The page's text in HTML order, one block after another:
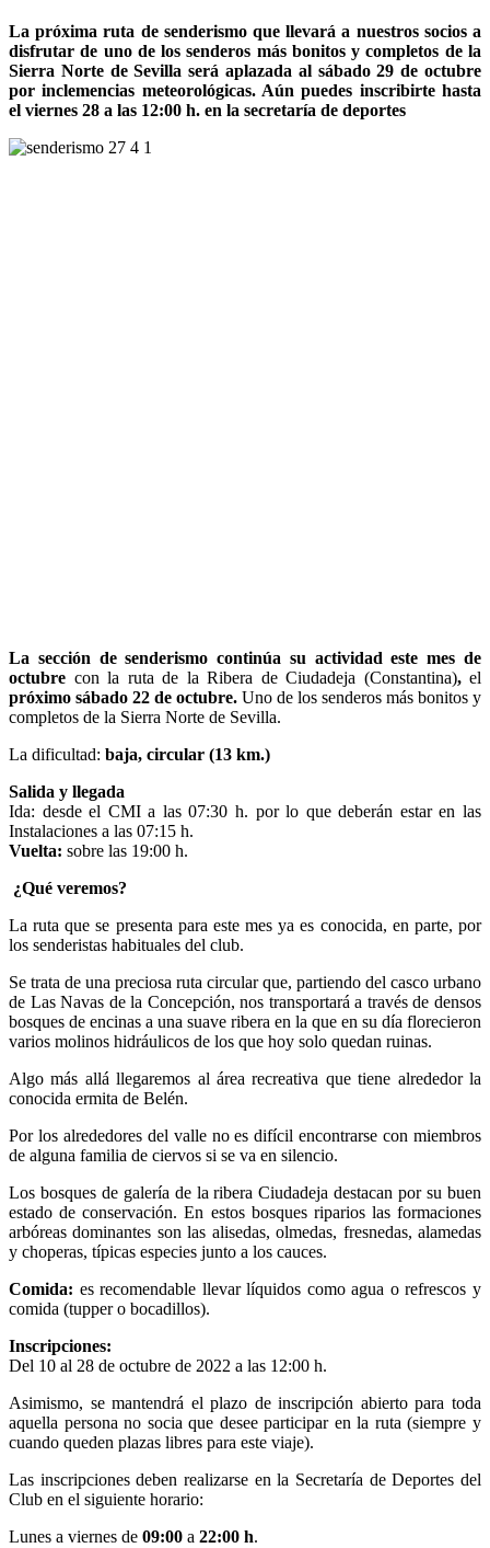
La próxima ruta de senderismo que llevará a nuestros socios a
disfrutar de uno de los senderos más bonitos y completos de la
Sierra Norte de Sevilla será aplazada al sábado 29 de octubre
por inclemencias meteorológicas. Aún puedes inscribirte hasta
el viernes 28 a las 12:00 h. en la secretaría de deportes
La sección de senderismo continúa su actividad este mes de
octubre con la ruta de la Ribera de Ciudadeja (Constantina), el
próximo sábado 22 de octubre. Uno de los senderos más bonitos y
completos de la Sierra Norte de Sevilla.
La dificultad: baja, circular (13 km.)
Salida y llegada
Ida: desde el CMI a las 07:30 h. por lo que deberán estar en las
Instalaciones a las 07:15 h.
Vuelta: sobre las 19:00 h.
¿Qué veremos?
La ruta que se presenta para este mes ya es conocida, en parte, por
los senderistas habituales del club.
Se trata de una preciosa ruta circular que, partiendo del casco urbano
de Las Navas de la Concepción, nos transportará a través de densos
bosques de encinas a una suave ribera en la que en su día florecieron
varios molinos hidráulicos de los que hoy solo quedan ruinas.
Algo más allá llegaremos al área recreativa que tiene alrededor la
conocida ermita de Belén.
Por los alrededores del valle no es difícil encontrarse con miembros
de alguna familia de ciervos si se va en silencio.
Los bosques de galería de la ribera Ciudadeja destacan por su buen
estado de conservación. En estos bosques riparios las formaciones
arbóreas dominantes son las alisedas, olmedas, fresnedas, alamedas
y choperas, típicas especies junto a los cauces.
Comida: es recomendable llevar líquidos como agua o refrescos y
comida (tupper o bocadillos).
Inscripciones:
Del 10 al 28 de octubre de 2022 a las 12:00 h.
Asimismo, se mantendrá el plazo de inscripción abierto para toda
aquella persona no socia que desee participar en la ruta (siempre y
cuando queden plazas libres para este viaje).
Las inscripciones deben realizarse en la Secretaría de Deportes del
Club en el siguiente horario:
Lunes a viernes de 09:00 a 22:00 h.